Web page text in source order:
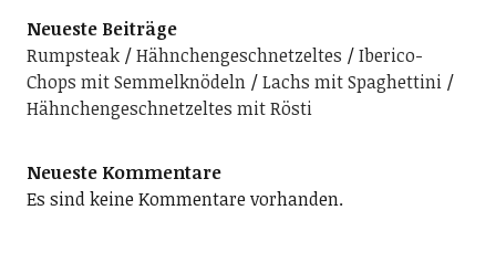
Neueste Beiträge
Rumpsteak
Hähnchengeschnetzeltes
Iberico-
Chops mit Semmelknödeln
Lachs mit Spaghettini
Hähnchengeschnetzeltes mit Rösti
Neueste Kommentare
Es sind keine Kommentare vorhanden.